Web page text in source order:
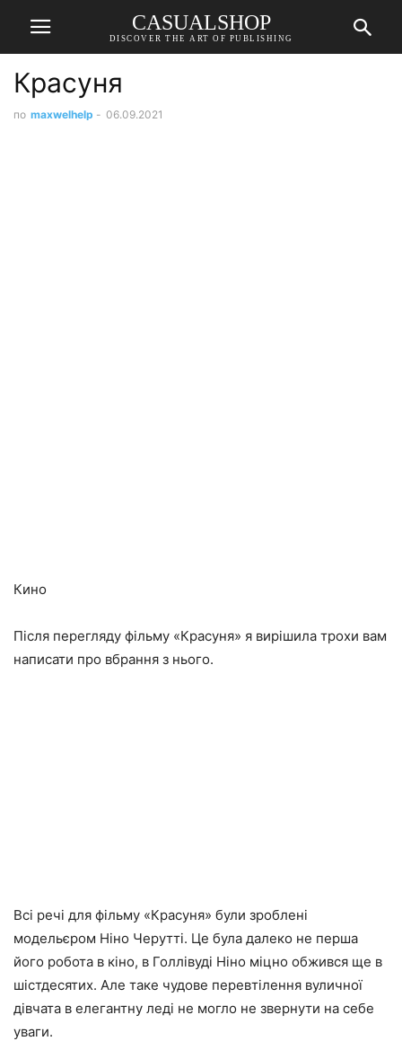
CASUALSHOP
DISCOVER THE ART OF PUBLISHING
Красуня
по maxwelhelp - 06.09.2021
Кино
Після перегляду фільму «Красуня» я вирішила трохи вам
написати про вбрання з нього.
Всі речі для фільму «Красуня» були зроблені
модельєром Ніно Черутті. Це була далеко не перша
його робота в кіно, в Голлівуді Ніно міцно обжився ще в
шістдесятих. Але таке чудове перевтілення вуличної
дівчата в елегантну леді не могло не звернути на себе
уваги.